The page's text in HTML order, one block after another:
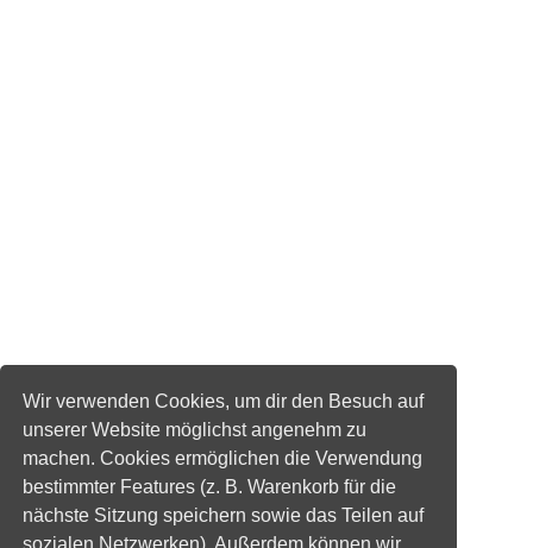
Wir verwenden Cookies, um dir den Besuch auf
unserer Website möglichst angenehm zu
machen. Cookies ermöglichen die Verwendung
bestimmter Features (z. B. Warenkorb für die
nächste Sitzung speichern sowie das Teilen auf
sozialen Netzwerken). Außerdem können wir